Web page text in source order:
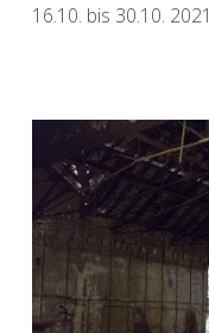
16.10. bis 30.10. 2021